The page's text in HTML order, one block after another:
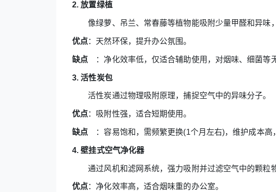
2. 放置绿植
像绿萝、吊兰、常春藤等植物能吸附少量甲醛和异味，
优点：天然环保，提升办公氛围。
缺点 ：净化效率低，仅适合辅助使用，对烟味、细菌等
3. 活性炭包
活性炭通过物理吸附原理，捕捉空气中的异味分子。
优点：吸附性强，适合短期使用。
缺点 ：容易饱和，需频繁更换(1个月左右)，维护成本高
4. 壁挂式空气净化器
通过风机和滤网系统，强力吸附并过滤空气中的颗粒物
优点：净化效率高，适合烟味重的办公室。